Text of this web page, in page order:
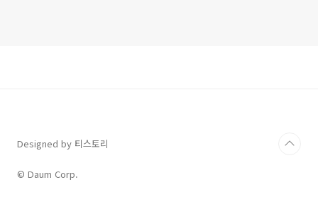
Designed by 티스토리
© Daum Corp.